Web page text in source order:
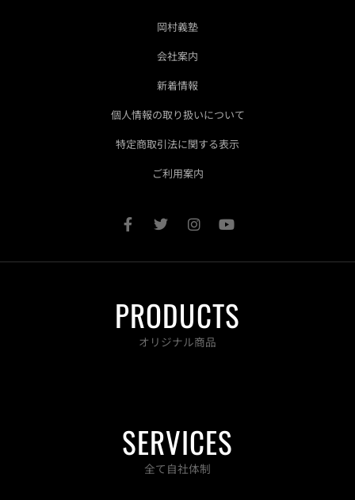
岡村義塾
会社案内
新着情報
個人情報の取り扱いについて
特定商取引法に関する表示
ご利用案内
F
a
e
o
k
-
T
w
t
r
I
n
t
r
a
m
Y
o
t
e
PRODUCTS
オリジナル商品
SERVICES
全て自社体制